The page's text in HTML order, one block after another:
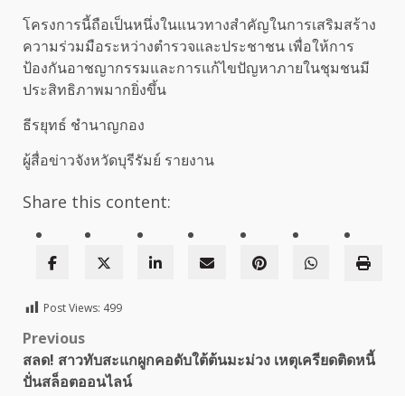
โครงการนี้ถือเป็นหนึ่งในแนวทางสำคัญในการเสริมสร้าง
ความร่วมมือระหว่างตำรวจและประชาชน เพื่อให้การ
ป้องกันอาชญากรรมและการแก้ไขปัญหาภายในชุมชนมี
ประสิทธิภาพมากยิ่งขึ้น
ธีรยุทธ์ ชำนาญกอง
ผู้สื่อข่าวจังหวัดบุรีรัมย์ รายงาน
Share this content:
Post Views: 499
Post
navigation
Previous
สลด! สาวทับสะแกผูกคอดับใต้ต้นมะม่วง เหตุเครียดติดหนี้
ปั่นสล็อตออนไลน์